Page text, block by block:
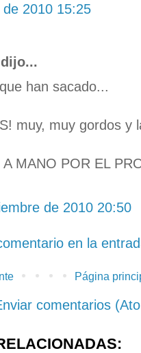
de 2010 15:25
han sacado...
muy, muy gordos y
A MANO POR EL
de 2010 20:50
en la
Página
comentarios